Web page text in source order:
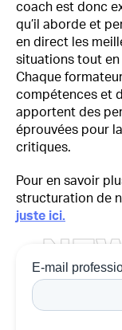
coach est donc
qu’il aborde et
en direct les
situations tout en
Chaque
compétences et
apportent des
éprouvées pour
critiques.
Pour en savoir
structuration de
juste ici.
NE